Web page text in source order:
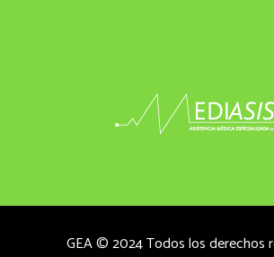
GEA © 2024 Todos los derechos